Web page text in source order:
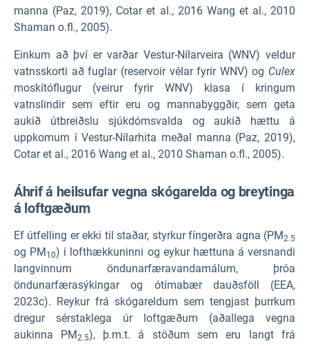
manna (Paz, 2019), Cotar et al., 2016 Wang et al., 2010
Shaman o.fl., 2005).
Einkum að því er varðar Vestur-Nílarveira (WNV) veldur
vatnsskorti að fuglar (reservoir vélar fyrir WNV) og Culex
moskítóflugur (veirur fyrir WNV) klasa í kringum
vatnslindir sem eftir eru og mannabyggðir, sem geta
aukið útbreiðslu sjúkdómsvalda og aukið hættu á
uppkomum í Vestur-Nílarhita meðal manna (Paz, 2019),
Cotar et al., 2016 Wang et al., 2010 Shaman o.fl., 2005).
Áhrif á heilsufar vegna skógarelda og breytinga
á loftgæðum
Ef útfelling er ekki til staðar, styrkur fíngerðra agna (PM2.5
og PM10) í lofthækkuninni og eykur hættuna á versnandi
langvinnum öndunarfæravandamálum, þróa
öndunarfærasýkingar og ótímabær dauðsföll (EEA,
2023c). Reykur frá skógareldum sem tengjast þurrkum
dregur sérstaklega úr loftgæðum (aðallega vegna
aukinna PM2.5),
þ.m.t. á stöðum sem eru langt frá